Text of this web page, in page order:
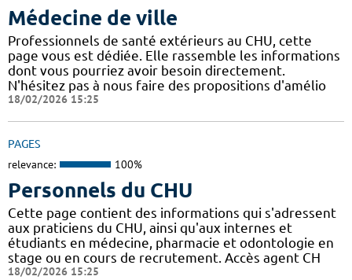
Médecine de ville
Professionnels de santé extérieurs au CHU, cette
page vous est dédiée. Elle rassemble les informations
dont vous pourriez avoir besoin directement.
N'hésitez pas à nous faire des propositions d'amélio
18/02/2026 15:25
PAGES
relevance: 100%
Personnels du CHU
Cette page contient des informations qui s'adressent
aux praticiens du CHU, ainsi qu'aux internes et
étudiants en médecine, pharmacie et odontologie en
stage ou en cours de recrutement. Accès agent CH
18/02/2026 15:25